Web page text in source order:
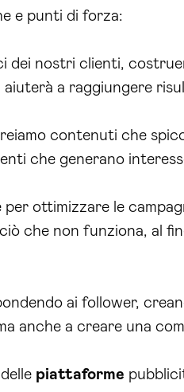
e punti di forza:
nostri clienti,
a raggiungere
contenuti che
che generano
ottimizzare le
che non funziona, al
ai follower,
anche a creare una
piattaforme